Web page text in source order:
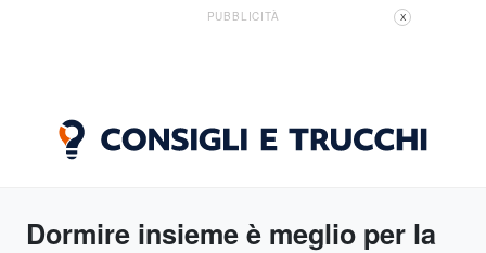
PUBBLICITÀ X
Dormire insieme è meglio per la